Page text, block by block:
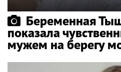
Беременная
показала
мужем на берегу